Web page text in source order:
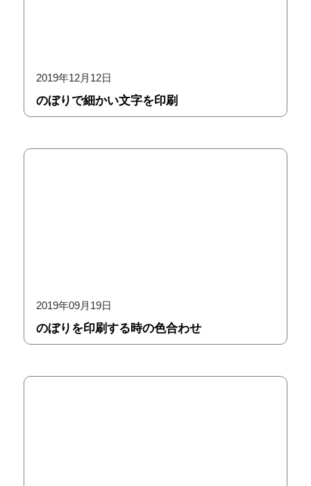
2019年12月12日
のぼりで細かい文字を印刷
2019年09月19日
のぼりを印刷する時の色合わせ